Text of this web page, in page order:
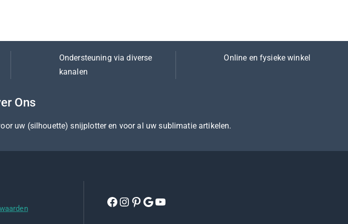
Ondersteuning via diverse
kanalen
Online en fysieke winkel
Ons
uw (silhouette) snijplotter en voor al uw sublimatie artikelen.